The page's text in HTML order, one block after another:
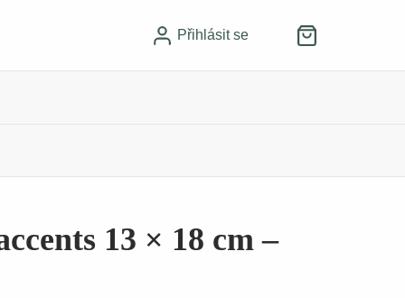
Přihlásit se
13 × 18 cm –